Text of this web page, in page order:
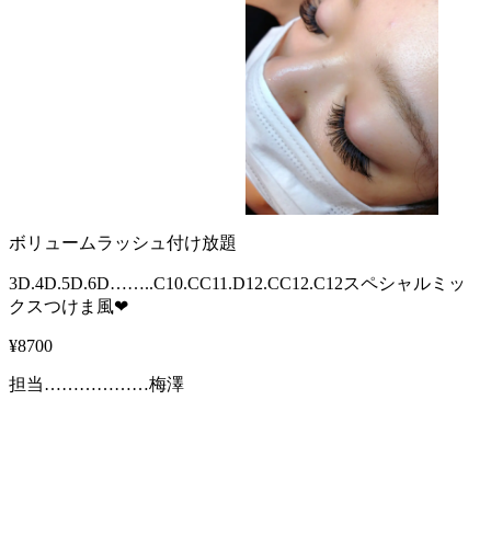
ボリュームラッシュ付け放題
3D.4D.5D.6D……..C10.CC11.D12.CC12.C12スペシャルミッ
クスつけま風❤
¥8700
担当………………梅澤